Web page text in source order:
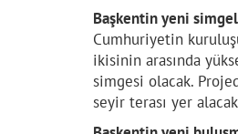
Başkentin yeni
Cumhuriyetin
ikisinin arasında
simgesi olacak.
seyir terası yer